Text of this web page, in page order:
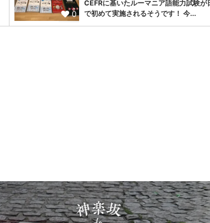
0
CEFRに基いたルーマニア語能力試験が
で初めて実施されるそうです！ 今...